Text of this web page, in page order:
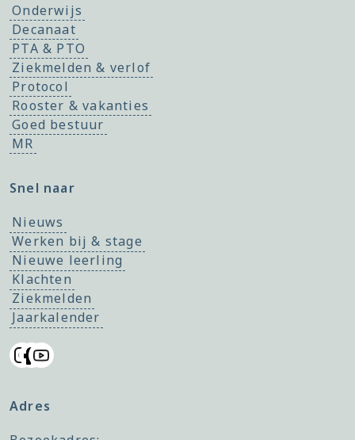
Onderwijs
Decanaat
PTA & PTO
Ziekmelden & verlof
Protocol
Rooster & vakanties
Goed bestuur
MR
Snel naar
Nieuws
Werken bij & stage
Nieuwe leerling
Klachten
Ziekmelden
Jaarkalender
Adres